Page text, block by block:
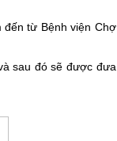
đến từ Bệnh viện Chợ
sau đó sẽ được đưa